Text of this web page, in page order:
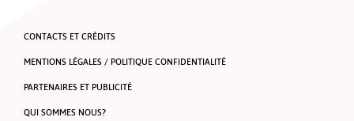
portail à l’inscription tristement célèbre, Arbeit macht Frei, les
soldats russes se retrouvent […]
CONTACTS ET CRÉDITS
MENTIONS LÉGALES / POLITIQUE CONFIDENTIALITÉ
PARTENAIRES ET PUBLICITÉ
QUI SOMMES NOUS?